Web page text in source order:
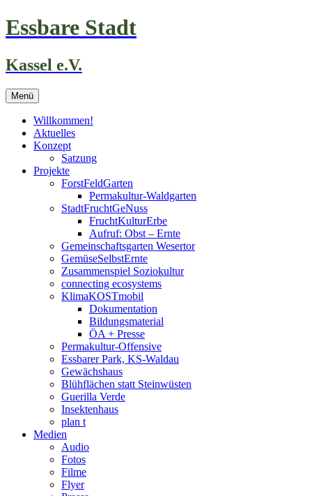
Zum
Inhalt
Essbare Stadt
Kassel e.V.
Menü
Willkommen!
Aktuelles
Konzept
Satzung
Projekte
ForstFeldGarten
Permakultur-Waldgarten
StadtFruchtGeNuss
FruchtKulturErbe
Aufruf: Obst – Ernte
Gemeinschaftsgarten Wesertor
GemüseSelbstErnte
Zusammenspiel Soziokultur
connecting ecosystems
KlimaKOSTmobil
Dokumentation
Bildungsmaterial
ÖA + Presse
Permakultur-Offensive
Essbarer Park, KS-Waldau
Gewächshaus
Blühflächen statt Steinwüsten
Guerilla Verde
Insektenhaus
plan t
Medien
Audio
Fotos
Filme
Flyer